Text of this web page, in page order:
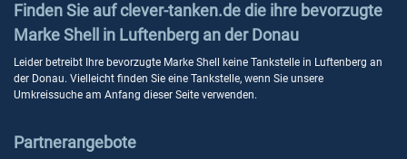
Finden Sie auf clever-tanken.de die ihre bevorzugte
Marke Shell in Luftenberg an der Donau
Leider betreibt Ihre bevorzugte Marke Shell keine Tankstelle in Luftenberg an
der Donau. Vielleicht finden Sie eine Tankstelle, wenn Sie unsere
Umkreissuche am Anfang dieser Seite verwenden.
Partnerangebote